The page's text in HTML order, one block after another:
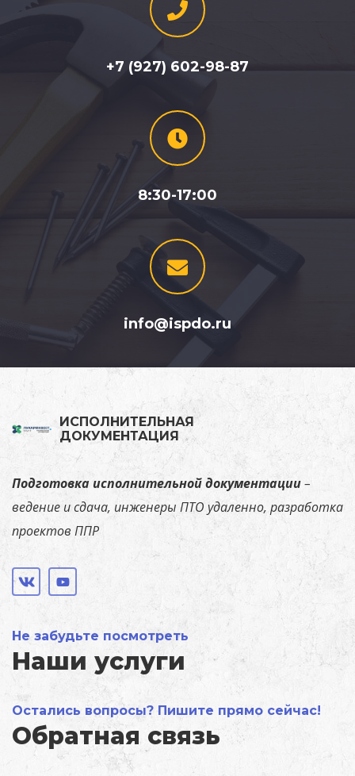
+7 (927) 602-98-87
8:30-17:00
info@ispdo.ru
ИСПОЛНИТЕЛЬНАЯ
ДОКУМЕНТАЦИЯ
Подготовка исполнительной документации–
ведение и сдача, инженеры ПТО удаленно, разработка
проектов ППР
Не забудьте посмотреть
Наши услуги
Остались вопросы? Пишите прямо сейчас!
Обратная связь